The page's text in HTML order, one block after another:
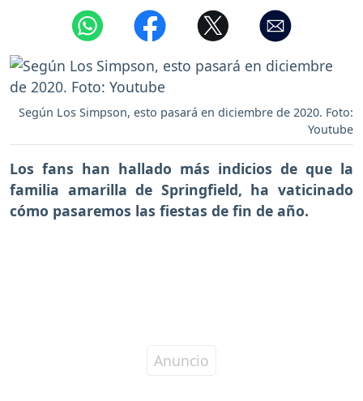
Según Los Simpson, esto pasará en diciembre de 2020. Foto:
Youtube
Los fans han hallado más indicios de que la
familia amarilla de Springfield, ha vaticinado
cómo pasaremos las fiestas de fin de año.